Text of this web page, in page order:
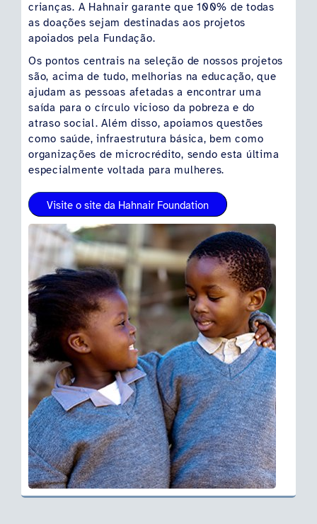
crianças. A Hahnair garante que 100% de todas
as doações sejam destinadas aos projetos
apoiados pela Fundação.
Os pontos centrais na seleção de nossos projetos
são, acima de tudo, melhorias na educação, que
ajudam as pessoas afetadas a encontrar uma
saída para o círculo vicioso da pobreza e do
atraso social. Além disso, apoiamos questões
como saúde, infraestrutura básica, bem como
organizações de microcrédito, sendo esta última
especialmente voltada para mulheres.
Visite o site da Hahnair Foundation